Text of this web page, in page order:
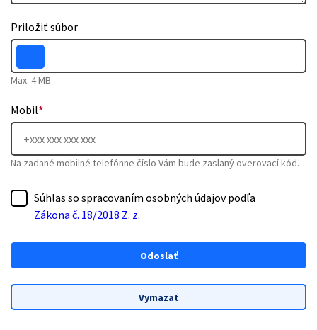
Priložiť súbor
Max. 4 MB
Mobil*
Na zadané mobilné telefónne číslo Vám bude zaslaný overovací kód.
Súhlas so spracovaním osobných údajov podľa
Zákona č. 18/2018 Z. z.